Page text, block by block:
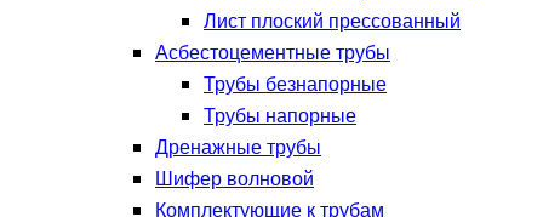
Лист плоский прессованный
Асбестоцементные трубы
Трубы безнапорные
Трубы напорные
Дренажные трубы
Шифер волновой